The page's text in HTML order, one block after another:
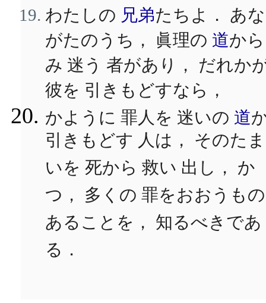
わたしの 兄弟たちよ． あ
がたのうち， 眞理の 道か
み 迷う 者があり， だれか
彼を 引きもどすなら，
かように 罪人を 迷いの 道
引きもどす 人は， そのた
いを 死から 救い 出し， か
つ， 多くの 罪をおおうも
あることを， 知るべきであ
る．